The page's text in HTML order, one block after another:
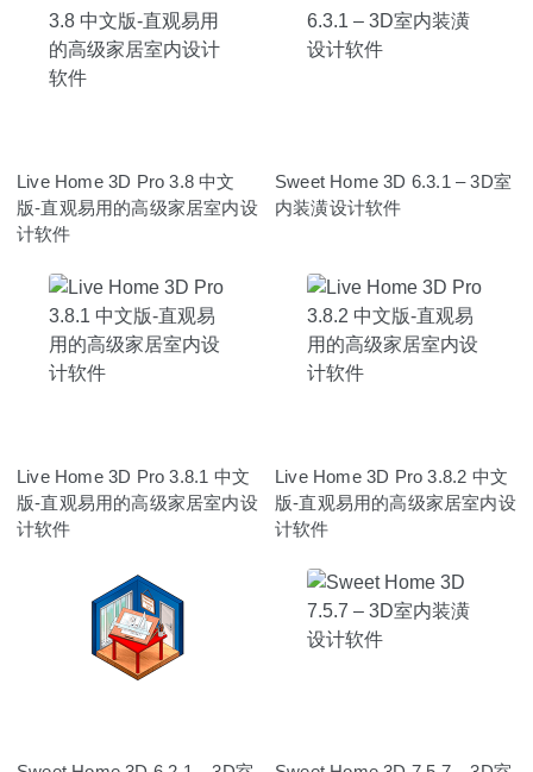
Live Home 3D Pro 3.8 中文
版-直观易用的高级家居室内设
计软件
Sweet Home 3D 6.3.1 – 3D室
内装潢设计软件
Live Home 3D Pro 3.8.1 中文
版-直观易用的高级家居室内设
计软件
Live Home 3D Pro 3.8.2 中文
版-直观易用的高级家居室内设
计软件